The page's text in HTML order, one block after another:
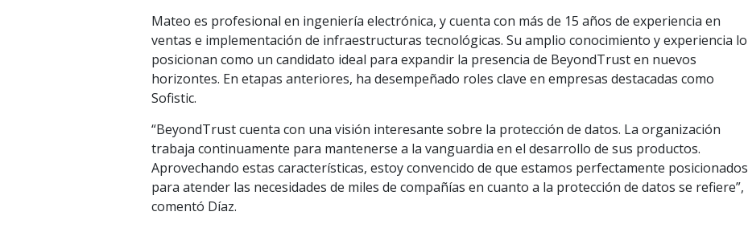
Mateo es profesional en ingeniería electrónica, y cuenta con más de 15 años de experiencia en
ventas e implementación de infraestructuras tecnológicas. Su amplio conocimiento y experiencia lo
posicionan como un candidato ideal para expandir la presencia de BeyondTrust en nuevos
horizontes. En etapas anteriores, ha desempeñado roles clave en empresas destacadas como
Sofistic.
“BeyondTrust cuenta con una visión interesante sobre la protección de datos. La organización
trabaja continuamente para mantenerse a la vanguardia en el desarrollo de sus productos.
Aprovechando estas características, estoy convencido de que estamos perfectamente posicionados
para atender las necesidades de miles de compañías en cuanto a la protección de datos se refiere”,
comentó Díaz.